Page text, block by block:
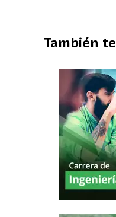
También te